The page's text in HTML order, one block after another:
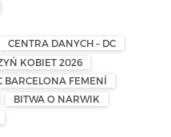
CENTRA DANYCH – DC
KOBIET 2026
BARCELONA FEMENÍ
BITWA O NARWIK